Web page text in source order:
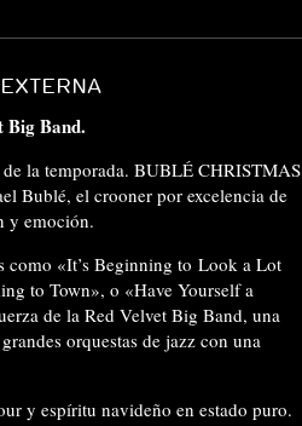
Big Band.
la temporada. BUBLÉ CHRISTMAS
Bublé, el crooner por excelencia de
y emoción.
como «It’s Beginning to Look a Lot
to Town», o «Have Yourself a
de la Red Velvet Big Band, una
orquestas de jazz con una
y espíritu navideño en estado puro.